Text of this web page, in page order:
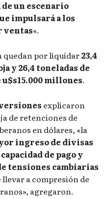
un escenario
impulsará a los
ventas«.
quedan por liquidar23,4
y 26,4 toneladas de
millones.
explicaron
de retenciones de
en dólares, «la
ingreso de divisas
de pago y
tensiones cambiarias
llevar a compresión de
agregaron.